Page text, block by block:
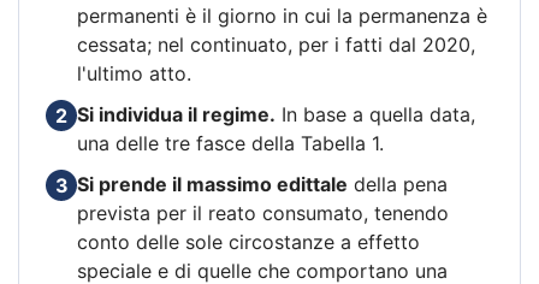
permanenti è il giorno in cui la permanenza è
cessata; nel continuato, per i fatti dal 2020,
l'ultimo atto.
2 Si individua il regime. In base a quella data,
una delle tre fasce della Tabella 1.
3 Si prende il massimo edittale della pena
prevista per il reato consumato, tenendo
conto delle sole circostanze a effetto
speciale e di quelle che comportano una